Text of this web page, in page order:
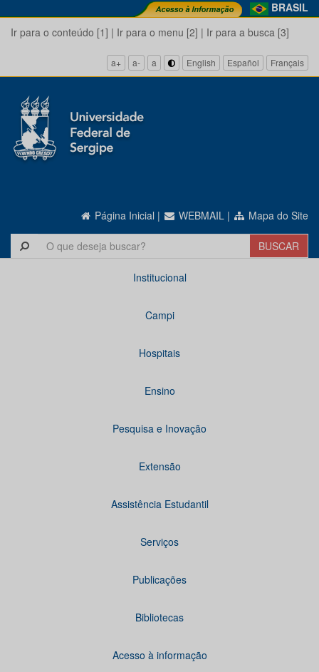
BRASIL
Ir para o conteúdo [1] | Ir para o menu [2] | Ir para a busca [3]
a+ a- a English Español Français
Página Inicial | WEBMAIL | Mapa do Site
Institucional
Campi
Hospitais
Ensino
Pesquisa e Inovação
Extensão
Assistência Estudantil
Serviços
Publicações
Bibliotecas
Acesso à informação